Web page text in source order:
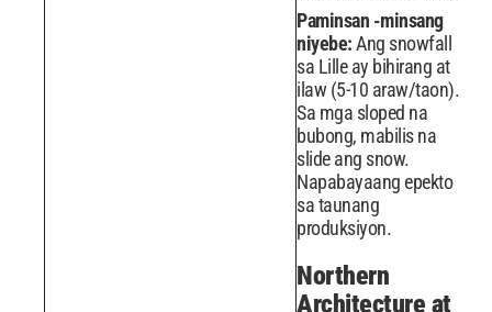
Paminsan -minsang
niyebe:Ang snowfall
sa Lille ay bihirang at
ilaw (5-10 araw/taon).
Sa mga sloped na
bubong, mabilis na
slide ang snow.
Napabayaang epekto
sa taunang
produksiyon.
Northern
Architecture at